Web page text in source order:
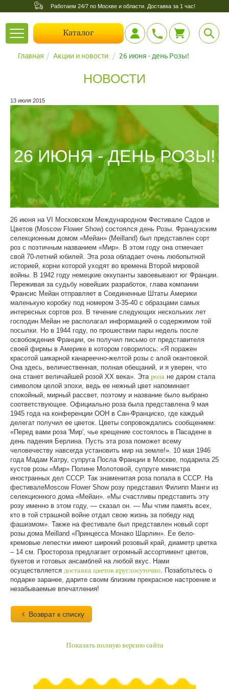
Работаем 24/7 по Москве и области. Доставка за 1 час!
Toggle
navigation
Каталог
Главная Акции и новости 26 июня - день Розы!
НОВОСТИ
13 июля 2015
26 ИЮНЯ - ДЕНЬ РОЗЫ!
26 июня на VI Московском Международном Фестивале Садов и
Цветов (Moscow Flower Show) состоялся день Розы. Французским
селекционным домом «Мейан» (Meilland) был представлен сорт
роз с поэтичным названием «Мир». В этом году она отмечает
свой 70-летний юбилей. Эта роза обладает очень любопытной
историей, корни которой уходят во времена Второй мировой
войны. В 1942 году немецкие оккупанты завоевывают юг Франции.
Переживая за судьбу новейших разработок, глава компании
Франсис Мейан отправляет в Соединенные Штаты Америки
маленькую коробку под номером 3-35-40 с образцами самых
интересных сортов роз. В течение следующих нескольких лет
господин Мейан не располагал информацией о содержимом той
посылки. Но в 1944 году, по прошествии пары недель после
освобождения Франции, он получил письмо от представителя
своей фирмы в Америке в котором говорилось: «Я поражен
красотой шикарной канареечно-желтой розы с алой окантовкой.
Она здесь, величественная, полная обещаний, и я уверен, что
она станет величайшей розой ХХ века». Эта роза не даром стала
символом целой эпохи, ведь ее нежный цвет напоминает
спокойный, мирный рассвет, поэтому и название было выбрано
соответствующее. Официально роза была представлена 9 мая
1945 года на конференции ООН в Сан-Франциско, где каждый
делегат получил ее цветок. Цветы сопровождались сообщением:
«Перед вами роза 'Мир', чье крещение состоялось в Пасадене в
день падения Берлина. Пусть эта роза поможет всему
человечеству навсегда установить мир на земле!». 10 мая 1946
года Мадам Катру, супруга Посла Франции в Москве, подарила 25
кустов розы «Мир» Полине Молотовой, супруге министра
иностранных дел СССР. Так знаменитая роза попала в СССР. На
фестивалеMoscow Flower Show розу представил Филипп Манги из
селекционного дома «Мейан». «Мы счастливы представить эту
розу именно в этом году, — сказал он. — Мы чтим память всех,
кто в той страшной войне отдал свою жизнь за победу над
фашизмом». Также на фестивале был представлен новый сорт
розы дома Meilland «Принцесса Монако Шарлин». Ее бело-
кремовые лепестки имеют широкий розовый край, диаметр цветка
– 14 см. Простороза предлагает огромный ассортимент цветов,
букетов и готовых ансамблей на любой вкус. Нами
осуществляется доставка цветов круглосуточно. Позаботьтесь о
подарке заранее, дарите своим близким прекрасное настроение и
незабываемые впечатления!
Возврат к списку
Показать полную версию сайта